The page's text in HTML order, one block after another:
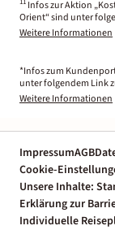
11 Infos zur Aktion
Orient“ sind unter
Weitere Informationen
*Infos zum
unter folgendem Link
Weitere Informationen
ImpressumAGB
Cookie-
Unsere Inhalte:
Erklärung zur
Individuelle